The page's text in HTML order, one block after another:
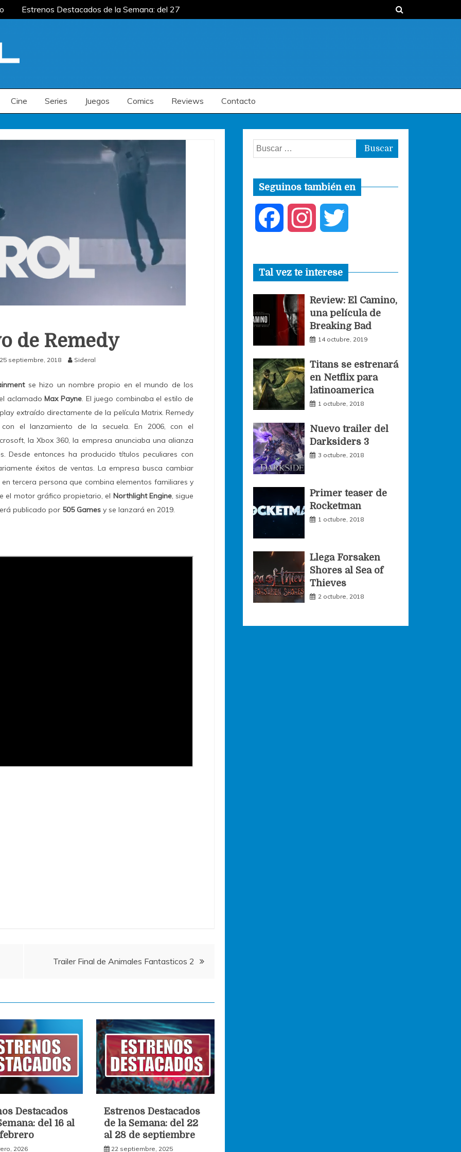
Estrenos Destacados de la Semana: del 27
Estrenos Destacados de la Semana: del 27
Cine Series Juegos Comics Reviews Contacto
de Remedy
25 septiembre, 2018 Sideral
se hizo un nombre propio en el mundo de los
aclamadoMax Payne. El juego combinaba el estilo de
extraído directamente de la película Matrix. Remedy
el lanzamiento de la secuela. En 2006, con el
la Xbox 360, la empresa anunciaba una alianza
Desde entonces ha producido títulos peculiares con
éxitos de ventas. La empresa busca cambiar
tercera persona que combina elementos familiares y
el motor gráfico propietario, el Northlight Engine, sigue
publicado por 505 Games y se lanzará en 2019.
Trailer Final de Animales Fantasticos 2
Destacados
del 16 al
2026
Estrenos Destacados
de la Semana: del 22
al 28 de septiembre
22 septiembre, 2025
Buscar:
Seguinos también en
c
e
b
o
o
s
t
a
g
r
m
i
t
t
r
Tal vez te interese
Review: El Camino,
una película de
Breaking Bad
14 octubre, 2019
Titans se estrenará
en Netflix para
latinoamerica
1 octubre, 2018
Nuevo trailer del
Darksiders 3
3 octubre, 2018
Primer teaser de
Rocketman
1 octubre, 2018
Llega Forsaken
Shores al Sea of
Thieves
2 octubre, 2018